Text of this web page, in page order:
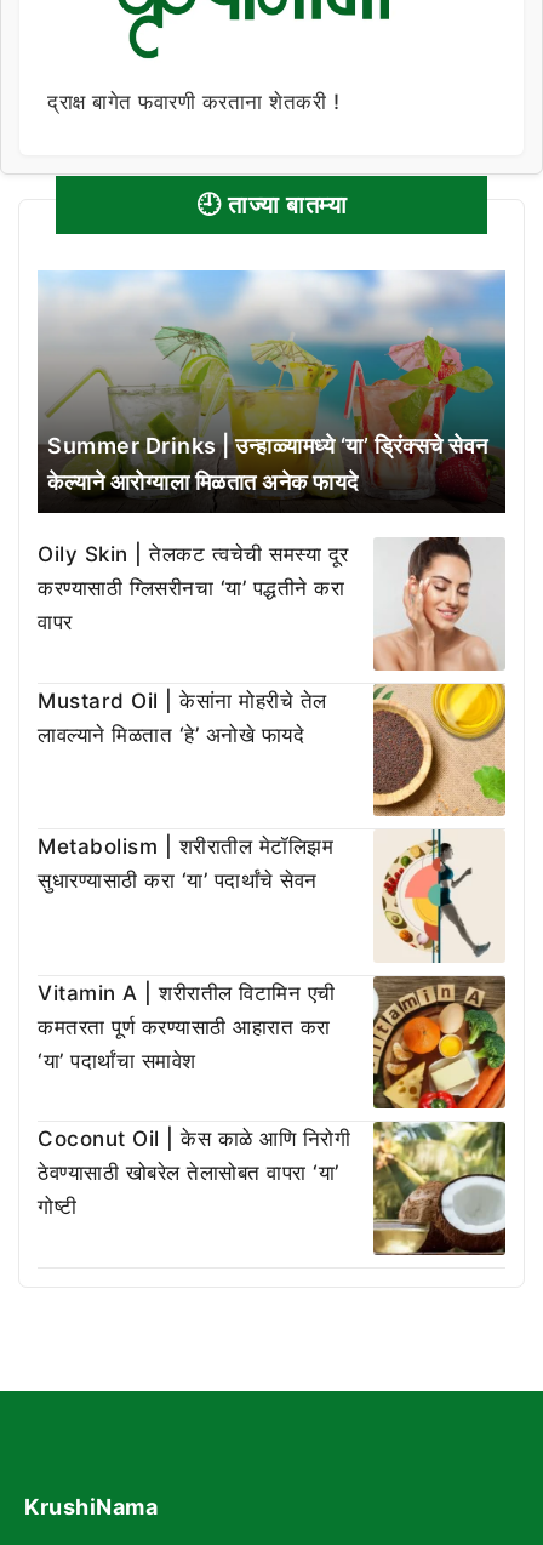
द्राक्ष बागेत फवारणी करताना शेतकरी !
🕘 ताज्या बातम्या
Summer Drinks | उन्हाळ्यामध्ये ‘या’ ड्रिंक्सचे सेवन
केल्याने आरोग्याला मिळतात अनेक फायदे
Oily Skin | तेलकट त्वचेची समस्या दूर
करण्यासाठी ग्लिसरीनचा ‘या’ पद्धतीने करा
वापर
Mustard Oil | केसांना मोहरीचे तेल
लावल्याने मिळतात ‘हे’ अनोखे फायदे
Metabolism | शरीरातील मेटॉलिझम
सुधारण्यासाठी करा ‘या’ पदार्थांचे सेवन
Vitamin A | शरीरातील विटामिन एची
कमतरता पूर्ण करण्यासाठी आहारात करा
‘या’ पदार्थांचा समावेश
Coconut Oil | केस काळे आणि निरोगी
ठेवण्यासाठी खोबरेल तेलासोबत वापरा ‘या’
गोष्टी
KrushiNama